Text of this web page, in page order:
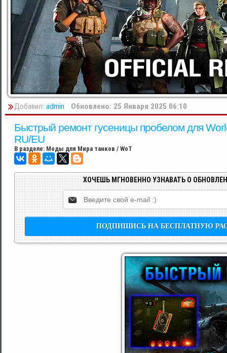
Добавил: admin Обновлено: 25 Января 2025 06:10
Быстрый ремонт гусеницы пробелом для
RU/EU
В разделе: Моды для Мира танков / WoT
ХОЧЕШЬ МГНОВЕННО УЗНАВАТЬ О